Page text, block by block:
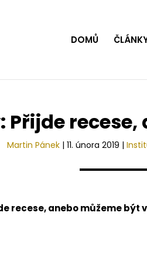
DOMŮ
Přijde
Martin Pánek| 11. února 2019 |
recese, anebo můžeme být